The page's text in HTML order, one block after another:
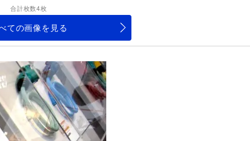
合計枚数4枚
ての画像を見る